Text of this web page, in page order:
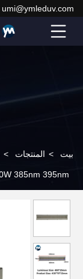
umi@ymleduv.com
بيت > المنتجات >
600W 385nm 395nm الماء تبريد UV حبر صمغ علاج لآلات UV LED